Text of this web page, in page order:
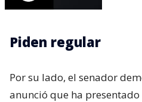
Piden regular
Por su lado, el senador
anunció que ha